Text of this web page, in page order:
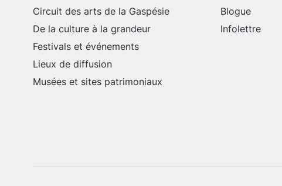
Circuit des arts de la Gaspésie
De la culture à la grandeur
Festivals et événements
Lieux de diffusion
Musées et sites patrimoniaux
Blogue
Infolettre